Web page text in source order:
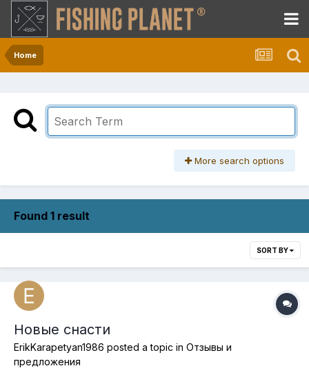
Home
More search options
Found 1 result
SORT BY
Новые снасти
ErikKarapetyan1986 posted a topic in Отзывы и
предложения